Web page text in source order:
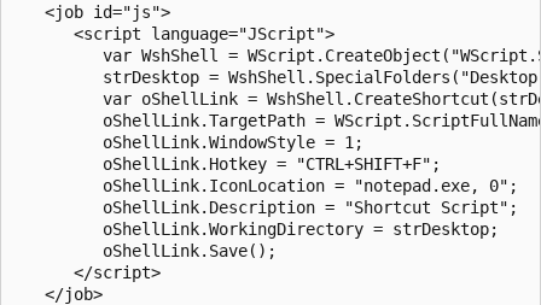
   <job id="js">
      <script language="JScript">
var WshShell =
strDesktop =
var oShellLink =
oShellLink.TargetPath =
         oShellLink.WindowStyle = 1;
         oShellLink.Hotkey = "CTRL+SHIFT+F";
         oShellLink.IconLocation = "notepad.exe, 0";
         oShellLink.Description = "Shortcut Script";
         oShellLink.WorkingDirectory = strDesktop;
         oShellLink.Save();
      </script>
   </job>